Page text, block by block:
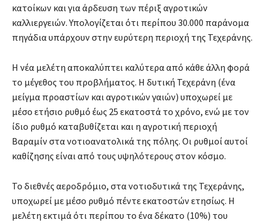
κατοίκων και για άρδευση των πέριξ αγροτικών
καλλιεργειών. Υπολογίζεται ότι περίπου 30.000 παράνομα
πηγάδια υπάρχουν στην ευρύτερη περιοχή της Τεχεράνης.
Η νέα μελέτη αποκαλύπτει καλύτερα από κάθε άλλη φορά
το μέγεθος του προβλήματος. Η δυτική Τεχεράνη (ένα
μείγμα προαστίων και αγροτικών γαιών) υποχωρεί με
μέσο ετήσιο ρυθμό έως 25 εκατοστά το χρόνο, ενώ με τον
ίδιο ρυθμό καταβυθίζεται και η αγροτική περιοχή
Βαραμίν στα νοτιοανατολικά της πόλης. Οι ρυθμοί αυτοί
καθίζησης είναι από τους υψηλότερους στον κόσμο.
Το διεθνές αεροδρόμιο, στα νοτιοδυτικά της Τεχεράνης,
υποχωρεί με μέσο ρυθμό πέντε εκατοστών ετησίως. Η
μελέτη εκτιμά ότι περίπου το ένα δέκατο (10%) του